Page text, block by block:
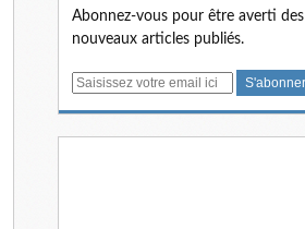
Abonnez-vous pour être averti des
nouveaux articles publiés.
E